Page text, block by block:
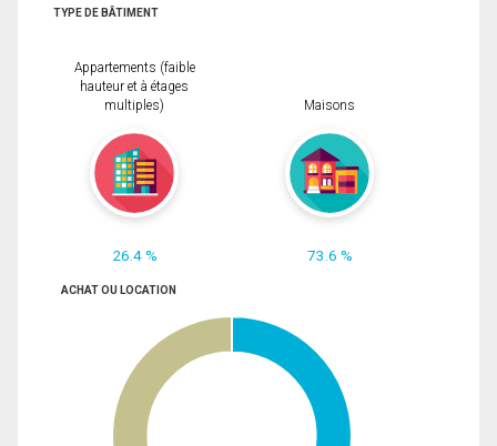
TYPE DE BÂTIMENT
Appartements (faible
hauteur et à étages
multiples)
26.4 %
Maisons
73.6 %
ACHAT OU LOCATION